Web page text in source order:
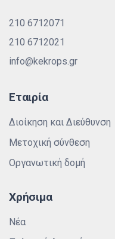
210 6712071
210 6712021
info@kekrops.gr
Εταιρία
Διοίκηση και Διεύθυνση
Μετοχική σύνθεση
Οργανωτική δομή
Χρήσιμα
Νέα